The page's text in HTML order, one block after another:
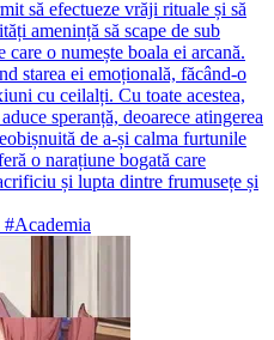
să efectueze vrăji rituale și să
amenință să scape de sub
o numește boala ei arcană.
starea ei emoțională, făcând-o
cu ceilalți. Cu toate acestea,
speranță, deoarece atingerea
de a-și calma furtunile
o narațiune bogată care
și lupta dintre frumusețe și